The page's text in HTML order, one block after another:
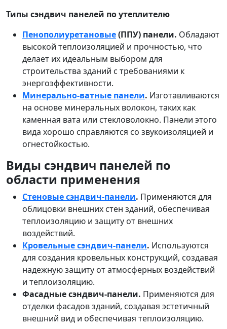
Типы сэндвич панелей по утеплителю
Пенополиуретановые(ППУ) панели. Обладают
высокой теплоизоляцией и прочностью, что
делает их идеальным выбором для
строительства зданий с требованиями к
энергоэффективности.
Минерально-ватные панели. Изготавливаются
на основе минеральных волокон, таких как
каменная вата или стекловолокно. Панели этого
вида хорошо справляются со звукоизоляцией и
огнестойкостью.
Виды сэндвич панелей по
области применения
Стеновые сэндвич-панели. Применяются для
облицовки внешних стен зданий, обеспечивая
теплоизоляцию и защиту от внешних
воздействий.
Кровельные сэндвич-панели. Используются
для создания кровельных конструкций, создавая
надежную защиту от атмосферных воздействий
и теплоизоляцию.
Фасадные сэндвич-панели. Применяются для
отделки фасадов зданий, создавая эстетичный
внешний вид и обеспечивая теплоизоляцию.